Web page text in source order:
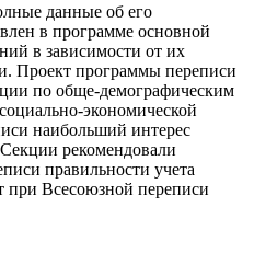
данные об его
в программе основной
в зависимости от их
Проект программы переписи
по обще-демографическим
экономической
наибольший интерес
рекомендовали
правильности учета
при Всесоюзной переписи